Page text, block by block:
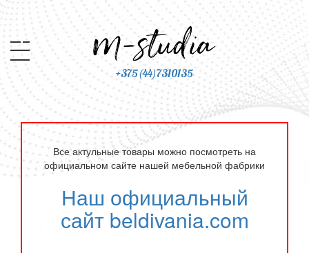
+375(44)7310135
Все актульные товары можно посмотреть на
официальном сайте нашей мебельной фабрики
Наш официальный
сайт beldivania.com